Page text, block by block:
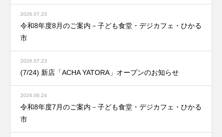
2026.07.23
令和8年度8月のご案内－子ども食堂・デジカフェ・ひかる
市
2026.07.23
(7/24) 新店「ACHA YATORA」オープンのお知らせ
2026.06.24
令和8年度7月のご案内－子ども食堂・デジカフェ・ひかる
市